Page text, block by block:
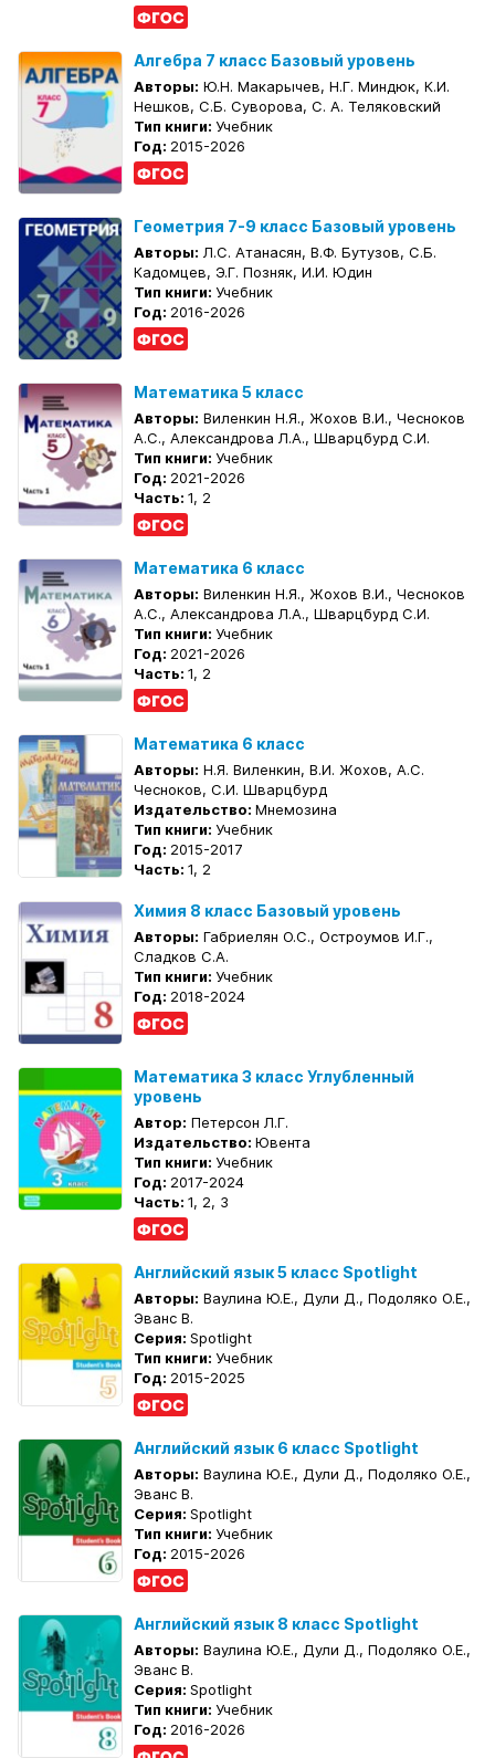
Алгебра 7 класс Базовый уровень
Авторы: Ю.Н. Макарычев, Н.Г. Миндюк, К.И.
Нешков, С.Б. Суворова, С. А. Теляковский
Тип книги: Учебник
Год: 2015-2026
Геометрия 7-9 класс Базовый уровень
Авторы: Л.С. Атанасян, В.Ф. Бутузов, С.Б.
Кадомцев, Э.Г. Позняк, И.И. Юдин
Тип книги: Учебник
Год: 2016-2026
Математика 5 класс
Авторы: Виленкин Н.Я., Жохов В.И., Чесноков
А.С., Александрова Л.А., Шварцбурд С.И.
Тип книги: Учебник
Год: 2021-2026
Часть: 1, 2
Математика 6 класс
Авторы: Виленкин Н.Я., Жохов В.И., Чесноков
А.С., Александрова Л.А., Шварцбурд С.И.
Тип книги: Учебник
Год: 2021-2026
Часть: 1, 2
Математика 6 класс
Авторы: Н.Я. Виленкин, В.И. Жохов, А.С.
Чесноков, С.И. Шварцбурд
Издательство: Мнемозина
Тип книги: Учебник
Год: 2015-2017
Часть: 1, 2
Химия 8 класс Базовый уровень
Авторы: Габриелян О.С., Остроумов И.Г.,
Сладков С.А.
Тип книги: Учебник
Год: 2018-2024
Математика 3 класс Углубленный
уровень
Автор: Петерсон Л.Г.
Издательство: Ювента
Тип книги: Учебник
Год: 2017-2024
Часть: 1, 2, 3
Английский язык 5 класс Spotlight
Авторы: Ваулина Ю.Е., Дули Д., Подоляко О.Е.,
Эванс В.
Серия: Spotlight
Тип книги: Учебник
Год: 2015-2025
Английский язык 6 класс Spotlight
Авторы: Ваулина Ю.Е., Дули Д., Подоляко О.Е.,
Эванс В.
Серия: Spotlight
Тип книги: Учебник
Год: 2015-2026
Английский язык 8 класс Spotlight
Авторы: Ваулина Ю.Е., Дули Д., Подоляко О.Е.,
Эванс В.
Серия: Spotlight
Тип книги: Учебник
Год: 2016-2026